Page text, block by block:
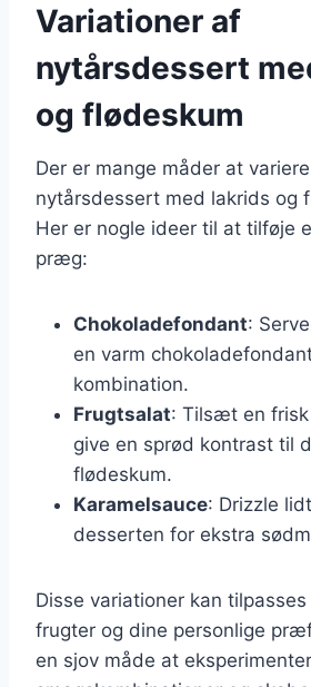
Variationer af
nytårsdessert
og flødeskum
Der er mange måder at
nytårsdessert med lakrids og
Her er nogle ideer til at tilføje
præg:
Chokoladefondant:
en varm
kombination.
Frugtsalat: Tilsæt en
give en sprød kontrast til
flødeskum.
Karamelsauce: Drizzle
desserten for ekstra
Disse variationer kan
frugter og dine personlige
en sjov måde at